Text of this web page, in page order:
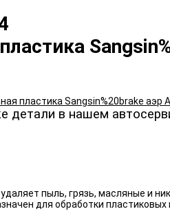
детали в нашем
пыль, грязь, масляные и
для обработки